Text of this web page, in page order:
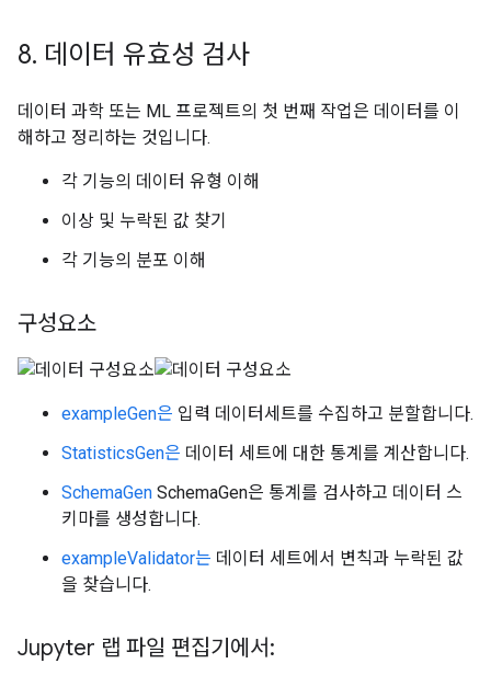
8. 데이터 유효성 검사
데이터 과학 또는 ML 프로젝트의 첫 번째 작업은 데이터를 이
해하고 정리하는 것입니다.
각 기능의 데이터 유형 이해
이상 및 누락된 값 찾기
각 기능의 분포 이해
구성요소
exampleGen은 입력 데이터세트를 수집하고 분할합니다.
StatisticsGen은 데이터 세트에 대한 통계를 계산합니다.
SchemaGen SchemaGen은 통계를 검사하고 데이터 스
키마를 생성합니다.
exampleValidator는 데이터 세트에서 변칙과 누락된 값
을 찾습니다.
Jupyter 랩 파일 편집기에서: